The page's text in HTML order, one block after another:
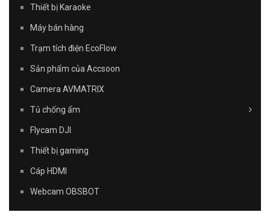
Thiết bị Karaoke
Máy bán hàng
Trạm tích điện EcoFlow
Sản phẩm của Accsoon
Camera AVMATRIX
Tủ chống ẩm
Flycam DJI
Thiết bị gaming
Cáp HDMI
Webcam OBSBOT